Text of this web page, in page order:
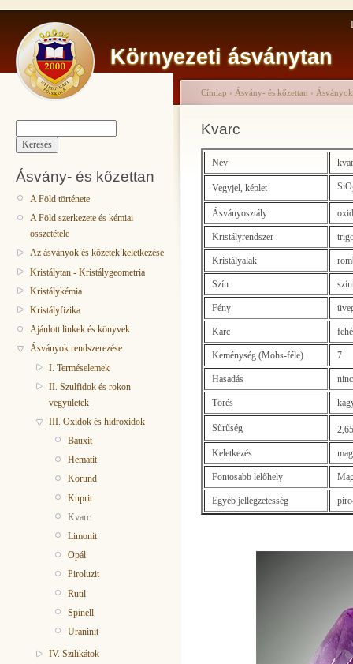
Környezeti ásványtan
Ásvány- és kőzettan
A Föld története
A Föld szerkezete és kémiai
összetétele
Az ásványok és kőzetek keletkezése
Kristálytan - Kristálygeometria
Kristálykémia
Kristályfizika
Ajánlott linkek és könyvek
Ásványok rendszerezése
I. Terméselemek
II. Szulfidok és rokon
vegyületek
III. Oxidok és hidroxidok
Bauxit
Hematit
Korund
Kuprit
Kvarc
Limonit
Opál
Piroluzit
Rutil
Spinell
Uraninit
IV. Szilikátok
Címlap › Ásvány- és kőzettan › Ásványok
Kvarc
Név
Vegyjel, képlet SiO
Ásványosztály
Kristályrendszer
Kristályalak
Szín
Fény
Karc
Keménység (Mohs-féle) 7
Hasadás
Törés
Sűrűség
Keletkezés
Fontosabb lelőhely
Egyéb jellegzetesség